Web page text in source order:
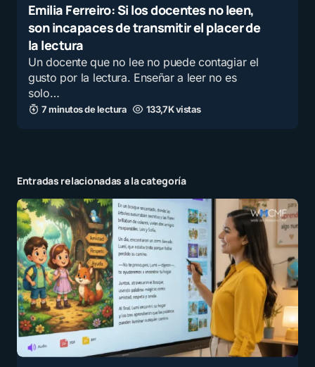
Emilia Ferreiro: Si los docentes no leen,
son incapaces de transmitir el placer de
la lectura
Un docente que no lee no puede contagiar el
gusto por la lectura. Enseñar a leer no es
solo…
7 minutos de lectura 133,7K vistas
Entradas relacionadas a la categoría